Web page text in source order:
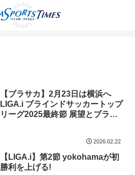
【ブラサカ】2月23日は横浜へ
LIGA.i ブラインドサッカートップ
リーグ2025最終節 展望とブラサ
2026.02.22
【LIGA.i】第2節 yokohamaが初
勝利を上げる!